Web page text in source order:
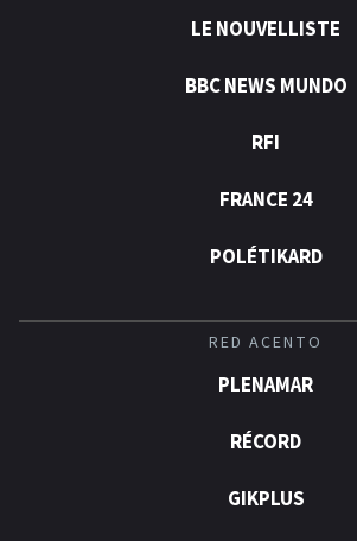
LE NOUVELLISTE
BBC NEWS MUNDO
RFI
FRANCE 24
POLÉTIKARD
RED ACENTO
PLENAMAR
RÉCORD
GIKPLUS